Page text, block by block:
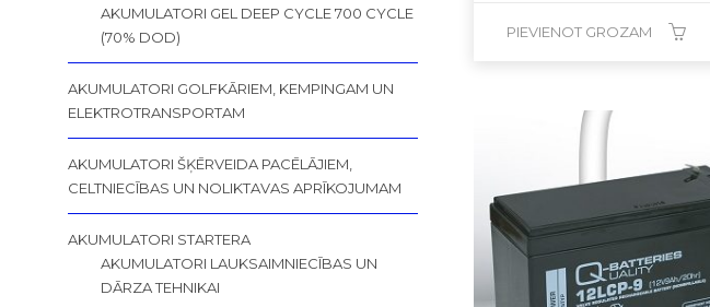
PIEVIENOT GROZAM
AKUMULATORI GEL DEEP CYCLE 700 CYCLE
(70% DOD)
AKUMULATORI GOLFKĀRIEM, KEMPINGAM UN
ELEKTROTRANSPORTAM
AKUMULATORI ŠĶĒRVEIDA PACĒLĀJIEM,
CELTNIECĪBAS UN NOLIKTAVAS APRĪKOJUMAM
AKUMULATORI STARTERA
AKUMULATORI LAUKSAIMNIECĪBAS UN
DĀRZA TEHNIKAI